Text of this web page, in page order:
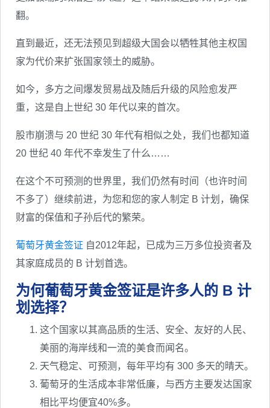
翻。
直到最近，还无法预见到超级大国会以牺牲其他主权国
家为代价来扩张国家领土的威胁。
如今，多方之间爆发贸易战及随后升级的风险愈发严
重，这是自上世纪 30 年代以来的首次。
股市崩溃与 20 世纪 30 年代有相似之处，我们也都知道
20 世纪 40 年代不幸发生了什么……
在这个不可预测的世界里，我们仍然有时间（也许时间
不多了）继续前进，为您和您的家人制定 B 计划，确保
财富的保值和子孙后代的繁荣。
葡萄牙黄金签证 自2012年起，已成为三万多位投资者及
其家庭成员的 B 计划首选。
为何葡萄牙黄金签证是许多人的 B 计
划选择？
这个国家以其高品质的生活、安全、友好的人民、
美丽的海岸线和一流的美食而闻名。
天气稳定、可预测，每年平均有 300 多天的晴天。
葡萄牙的生活成本非常低廉，与西方主要发达国家
相比平均便宜40%多。